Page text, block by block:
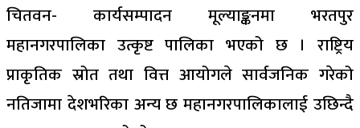
चितवन- कार्यसम्पादन मूल्याङ्कनमा भरतपुर
महानगरपालिका उत्कृष्ट पालिका भएको छ । राष्ट्रिय
प्राकृतिक स्रोत तथा वित्त आयोगले सार्वजनिक गरेको
नतिजामा देशभरिका अन्य छ महानगरपालिकालाई उछिन्दै